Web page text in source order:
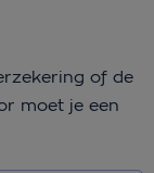
of de
moet je een